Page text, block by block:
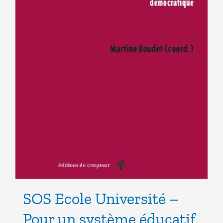
SOS Ecole Université –
Pour un système éducatif